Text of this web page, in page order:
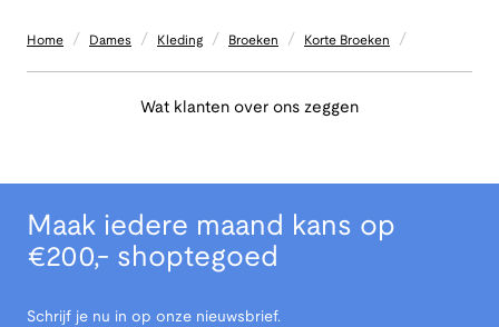
Home / Dames / Kleding / Broeken / Korte Broeken /
Wat klanten over ons zeggen
Maak iedere maand kans op
€200,- shoptegoed
Schrijf je nu in op onze nieuwsbrief.